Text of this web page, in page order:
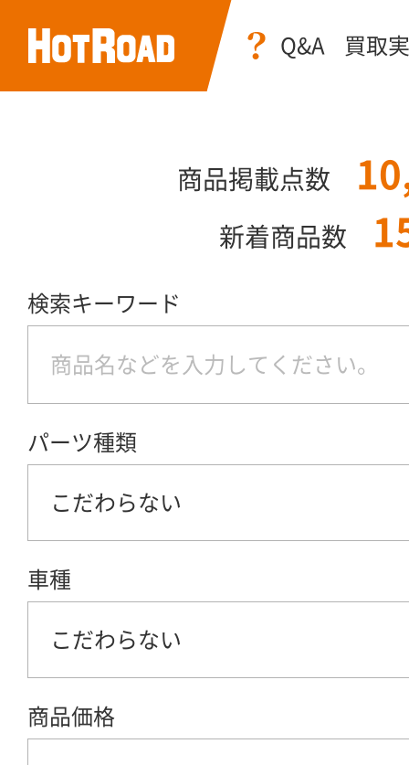
Q&A 買取
商品掲載点数
新着商品数
検索キーワード
パーツ種類
こだわらない
車種
こだわらない
商品価格